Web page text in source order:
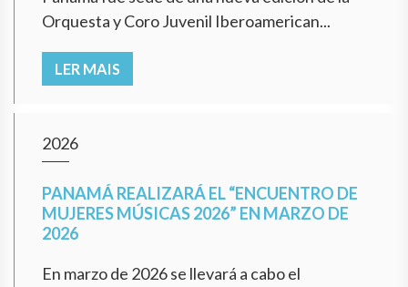
Orquesta y Coro Juvenil Iberoamerican...
LER MAIS
2026
PANAMÁ REALIZARÁ EL “ENCUENTRO DE
MUJERES MÚSICAS 2026” EN MARZO DE
2026
En marzo de 2026 se llevará a cabo el